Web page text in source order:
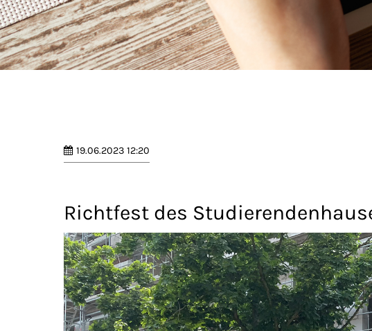
19.06.2023 12:20
Richtfest des